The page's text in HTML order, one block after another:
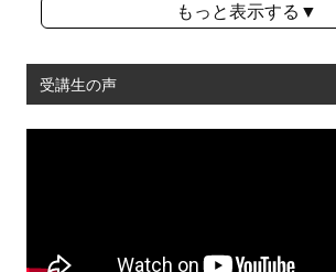
もっと表示する▼
受講生の声